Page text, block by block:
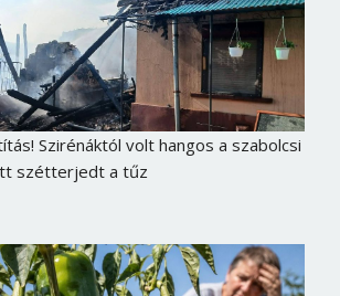
Szirénáktól volt hangos a szabolcsi
szétterjedt a tűz